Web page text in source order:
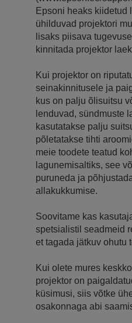
Epsoni heaks kiidetud
ühilduvad projektori
lisaks piisava
kinnitada projektor
Kui projektor on
seinakinnitusele ja
kus on palju õlisuitsu
lenduvad, sündmuste
kasutatakse palju
põletatakse tihti
meie toodete teatud
lagunemisaltiks, see
puruneda ja
allakukkumise.
Soovitame kas
spetsialistil seadmeid
et tagada jätkuv ohutu
Kui olete mures
projektor on
küsimusi, siis võtke
osakonnaga abi